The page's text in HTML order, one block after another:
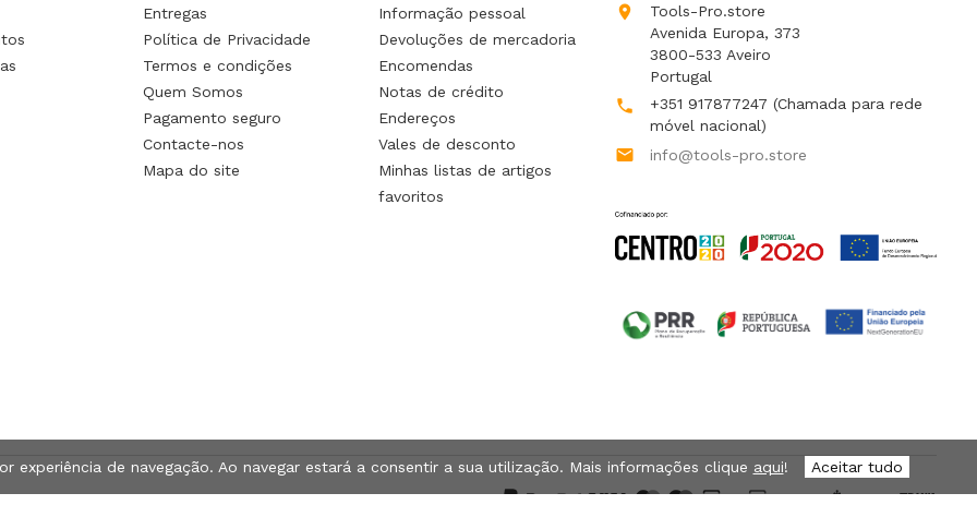
Entregas
Política de Privacidade
Termos e condições
Quem Somos
Pagamento seguro
Contacte-nos
Mapa do site
Informação pessoal
Devoluções de mercadoria
Encomendas
Notas de crédito
Endereços
Vales de desconto
Minhas listas de artigos
favoritos

Tools-Pro.store
Avenida Europa, 373
3800-533 Aveiro
Portugal
 +351 917877247 (Chamada para rede
móvel nacional)
 info@tools-pro.store
experiência de navegação. Ao navegar estará a consentir a sua utilização. Mais informações clique aqui! Aceitar tudo